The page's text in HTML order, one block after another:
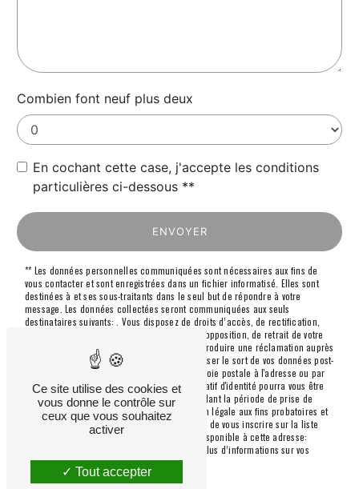
Combien font neuf plus deux
En cochant cette case, j'accepte les conditions
particulières ci-dessous **
ENVOYER
** Les données personnelles communiquées sont nécessaires aux fins de
vous contacter et sont enregistrées dans un fichier informatisé. Elles sont
destinées à et ses sous-traitants dans le seul but de répondre à votre
message. Les données collectées seront communiquées aux seuls
destinataires suivants: . Vous disposez de droits d’accès, de rectification,
d’effacement, de portabilité, de limitation, d’opposition, de retrait de votre
consentement à tout moment et du droit d’introduire une réclamation auprès
d’une autorité de contrôle, ainsi que d’organiser le sort de vos données post-
mortem. Vous pouvez exercer ces droits par voie postale à l'adresse ou par
courrier électronique à l'adresse . Un justificatif d'identité pourra vous être
demandé. Nous conservons vos données pendant la période de prise de
contact puis pendant la durée de prescription légale aux fins probatoires et
de gestion des contentieux. Vous avez le droit de vous inscrire sur la liste
d'opposition au démarchage téléphonique, disponible à cette adresse:
. Consultez le site cnil.fr pour plus d’informations sur vos
droits.
Ce site utilise des cookies et
vous donne le contrôle sur
ceux que vous souhaitez
activer
Tout accepter